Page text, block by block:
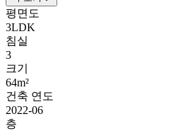
평면도
3LDK
침실
3
크기
64m²
건축 연도
2022-06
층